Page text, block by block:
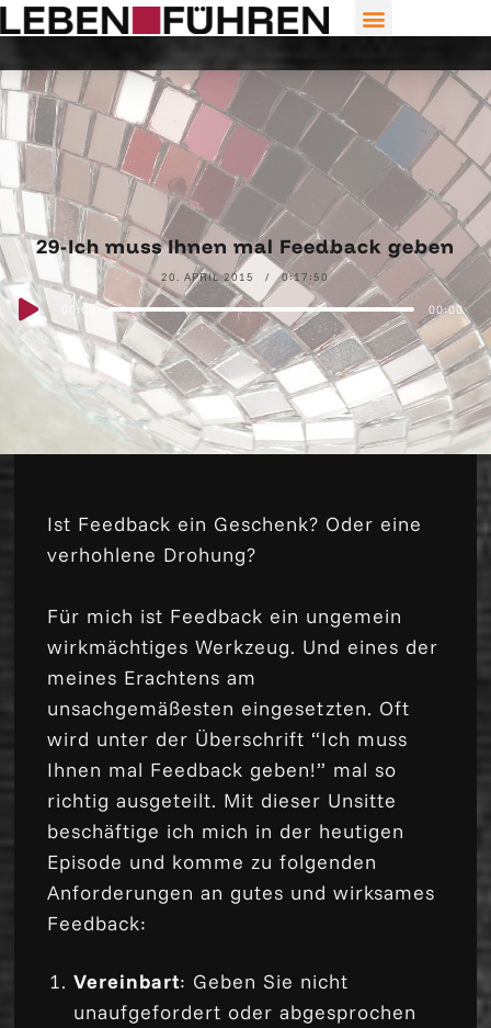
29-Ich muss Ihnen mal Feedback geben
20. APRIL 2015 0:17:50
Audio
Player
00:00 00:00
Ist Feedback ein Geschenk? Oder eine
verhohlene Drohung?
Für mich ist Feedback ein ungemein
wirkmächtiges Werkzeug. Und eines der
meines Erachtens am
unsachgemäßesten eingesetzten. Oft
wird unter der Überschrift “Ich muss
Ihnen mal Feedback geben!” mal so
richtig ausgeteilt. Mit dieser Unsitte
beschäftige ich mich in der heutigen
Episode und komme zu folgenden
Anforderungen an gutes und wirksames
Feedback:
Vereinbart: Geben Sie nicht
unaufgefordert oder abgesprochen